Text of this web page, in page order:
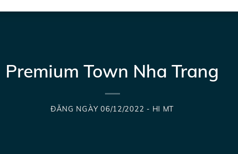
Premium Town Nha Trang
ĐĂNG NGÀY06/12/2022 - HI MT